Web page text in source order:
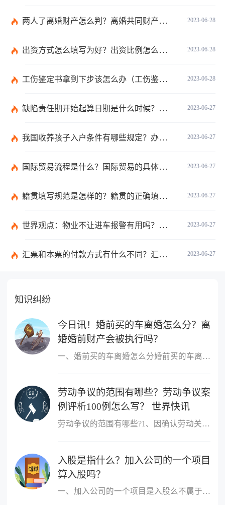
2023-06-28
两人了离婚财产怎么判？离婚共同财产有哪些？_焦点快报
2023-06-28
出资方式怎么填写为好？出资比例怎么填写？
2023-06-28
工伤鉴定书拿到下步该怎么办（工伤鉴定后要是对伤残等级结论不服怎么办）
2023-06-27
缺陷责任期开始起算日期是什么时候？缺陷责任终止证书签发的必要条件是什么？
2023-06-27
我国收养孩子入户条件有哪些规定？办理收养登记的事实收养情况有几种？
2023-06-27
国际贸易流程是什么？国际贸易的具体流程的内容都有哪些？
2023-06-27
籍贯填写规范是怎样的？籍贯的正确填写规范是什么？-天天微动态
2023-06-27
世界观点：物业不让进车报警有用吗？小区不让业主进车该怎么投诉？
2023-06-27
汇票和本票的付款方式有什么不同？汇票和本票包含的交易数有什么不同？ 环球今热点
知识纠纷
今日讯！婚前买的车离婚怎么分？离
婚婚前财产会被执行吗？
一、婚前买的车离婚怎么分婚前买的车离婚，除另有约定外，一般归个
劳动争议的范围有哪些？劳动争议案
例评析100例怎么写？ 世界快讯
劳动争议的范围有哪些?1、因确认劳动关系发生的争议;2、因订立、履
入股是指什么？加入公司的一个项目
算入股吗？
一、加入公司的一个项目是入股么不属于，入股是指公司成立后，原始